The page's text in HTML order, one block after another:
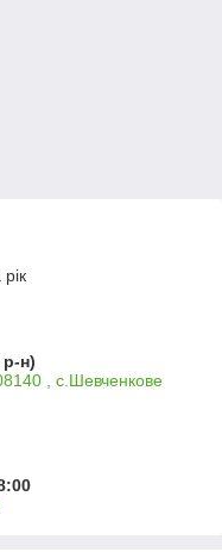
н)
, с.Шевченкове